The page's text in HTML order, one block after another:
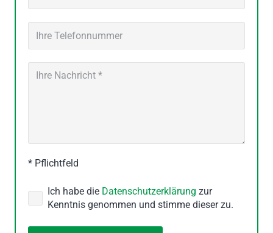
* Pflichtfeld
Ich habe die Datenschutzerklärung zur
Kenntnis genommen und stimme dieser zu.